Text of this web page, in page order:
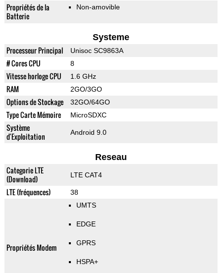
Propriétés de la
Batterie
Non-amovible
Systeme
Processeur Principal Unisoc SC9863A
# Cores CPU 8
Vitesse horloge CPU 1.6 GHz
RAM 2GO/3GO
Options de Stockage 32GO/64GO
Type Carte Mémoire MicroSDXC
Système
d'Exploitation
Android 9.0
Reseau
Categorie LTE
(Download)
LTE CAT4
LTE (fréquences) 38
Propriétés Modem
UMTS
EDGE
GPRS
HSPA+